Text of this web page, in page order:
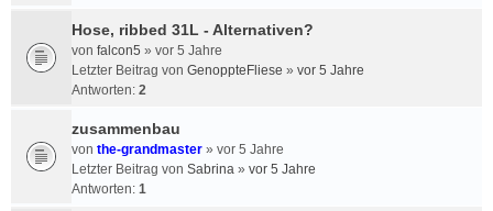
Hose, ribbed 31L - Alternativen?
von falcon5 » vor 5 Jahre
Letzter Beitrag von GenoppteFliese » vor 5 Jahre
Antworten: 2
zusammenbau
von the-grandmaster » vor 5 Jahre
Letzter Beitrag von Sabrina » vor 5 Jahre
Antworten: 1